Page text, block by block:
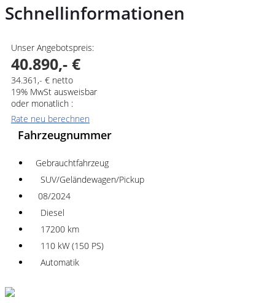
Schnellinformationen
Unser Angebotspreis:
40.890,- €
34.361,- € netto
19% MwSt ausweisbar
oder monatlich :
Rate neu berechnen
Fahrzeugnummer
Gebrauchtfahrzeug
SUV/Geländewagen/Pickup
08/2024
Diesel
17200 km
110 kW (150 PS)
Automatik